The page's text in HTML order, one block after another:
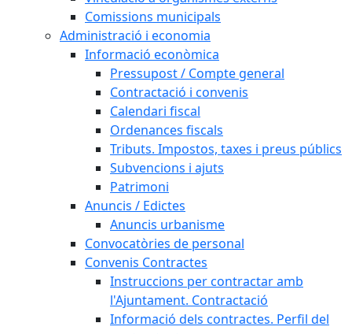
Comissions municipals
Administració i economia
Informació econòmica
Pressupost / Compte general
Contractació i convenis
Calendari fiscal
Ordenances fiscals
Tributs. Impostos, taxes i preus públics
Subvencions i ajuts
Patrimoni
Anuncis / Edictes
Anuncis urbanisme
Convocatòries de personal
Convenis Contractes
Instruccions per contractar amb
l'Ajuntament. Contractació
Informació dels contractes. Perfil del